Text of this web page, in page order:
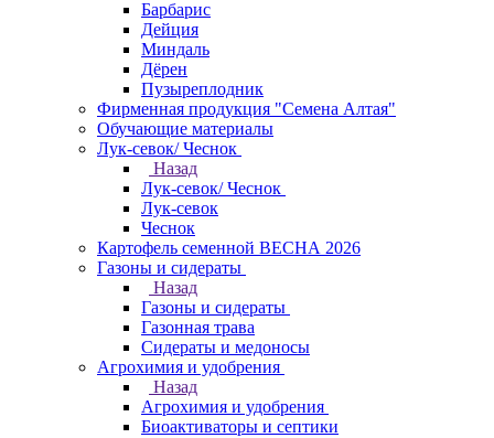
Барбарис
Дейция
Миндаль
Дёрен
Пузыреплодник
Фирменная продукция "Семена Алтая"
Обучающие материалы
Лук-севок/ Чеснок
Назад
Лук-севок/ Чеснок
Лук-севок
Чеснок
Картофель семенной ВЕСНА 2026
Газоны и сидераты
Назад
Газоны и сидераты
Газонная трава
Сидераты и медоносы
Агрохимия и удобрения
Назад
Агрохимия и удобрения
Биоактиваторы и септики